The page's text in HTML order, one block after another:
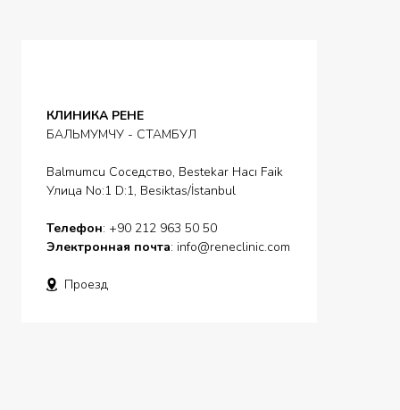
КЛИНИКА РЕНЕ
БАЛЬМУМЧУ - СТАМБУЛ
Balmumcu Соседство, Bestekar Hacı Faik
Улица No:1 D:1, Besiktas/İstanbul
Телефон: +90 212 963 50 50
Электронная почта: info@reneclinic.com
Проезд